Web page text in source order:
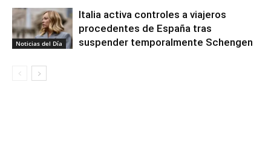
Noticias del Día
Italia activa controles a viajeros
procedentes de España tras
suspender temporalmente Schengen